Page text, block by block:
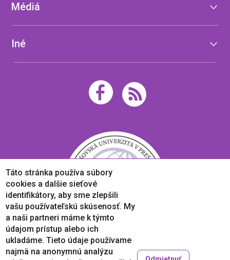
Médiá
Iné
Táto stránka používa súbory
cookies a dalšie sieťové
identifikátory, aby sme zlepšili
vašu používateľskú skúsenosť. My
a naši partneri máme k týmto
údajom prístup alebo ich
ukladáme. Tieto údaje používame
najmä na anonymnú analýzu